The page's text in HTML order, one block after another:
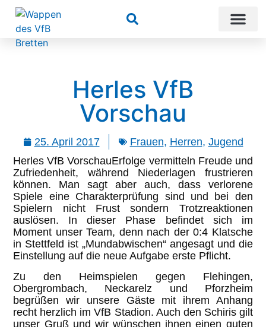
Suchen
Herles VfB
Vorschau
25. April 2017 Frauen, Herren, Jugend
Herles VfB VorschauErfolge vermitteln Freude und
Zufriedenheit, während Niederlagen frustrieren
können. Man sagt aber auch, dass verlorene
Spiele eine Charakterprüfung sind und bei den
Spielern nicht Frust sondern Trotzreaktionen
auslösen. In dieser Phase befindet sich im
Moment unser Team, denn nach der 0:4 Klatsche
in Stettfeld ist „Mundabwischen“ angesagt und die
Einstellung auf die neue Aufgabe erste Pflicht.
Zu den Heimspielen gegen Flehingen,
Obergrombach, Neckarelz und Pforzheim
begrüßen wir unsere Gäste mit ihrem Anhang
recht herzlich im VfB Stadion. Auch den Schiris gilt
unser Gruß und wir wünschen ihnen einen guten